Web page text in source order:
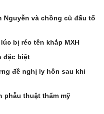
và chồng cũ đấu tố
bị réo tên khắp MXH
đặc biệt
đề nghị ly hôn sau khi
phẫu thuật thẩm mỹ